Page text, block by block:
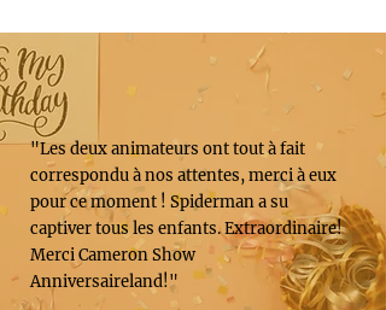
"Les deux animateurs ont tout à fait
correspondu à nos attentes, merci à eux
pour ce moment ! Spiderman a su
captiver tous les enfants. Extraordinaire!
Merci Cameron Show
Anniversaireland!"